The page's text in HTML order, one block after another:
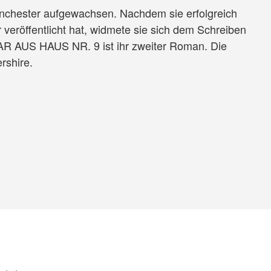
aufgewachsen. Nachdem sie erfolgreich
hat, widmete sie sich dem Schreiben
AUS HAUS NR. 9 ist ihr zweiter Roman. Die